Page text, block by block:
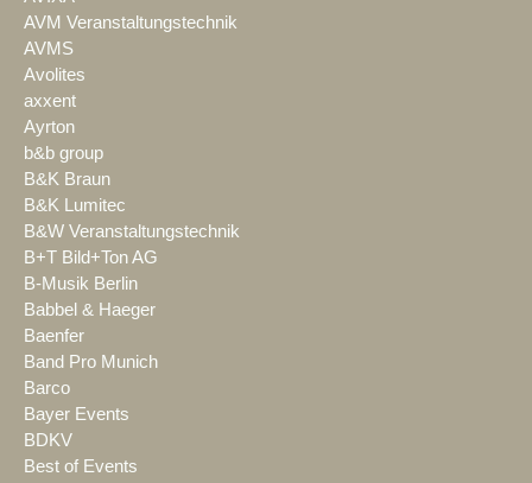
AVM Veranstaltungstechnik
AVMS
Avolites
axxent
Ayrton
b&b group
B&K Braun
B&K Lumitec
B&W Veranstaltungstechnik
B+T Bild+Ton AG
B-Musik Berlin
Babbel & Haeger
Baenfer
Band Pro Munich
Barco
Bayer Events
BDKV
Best of Events